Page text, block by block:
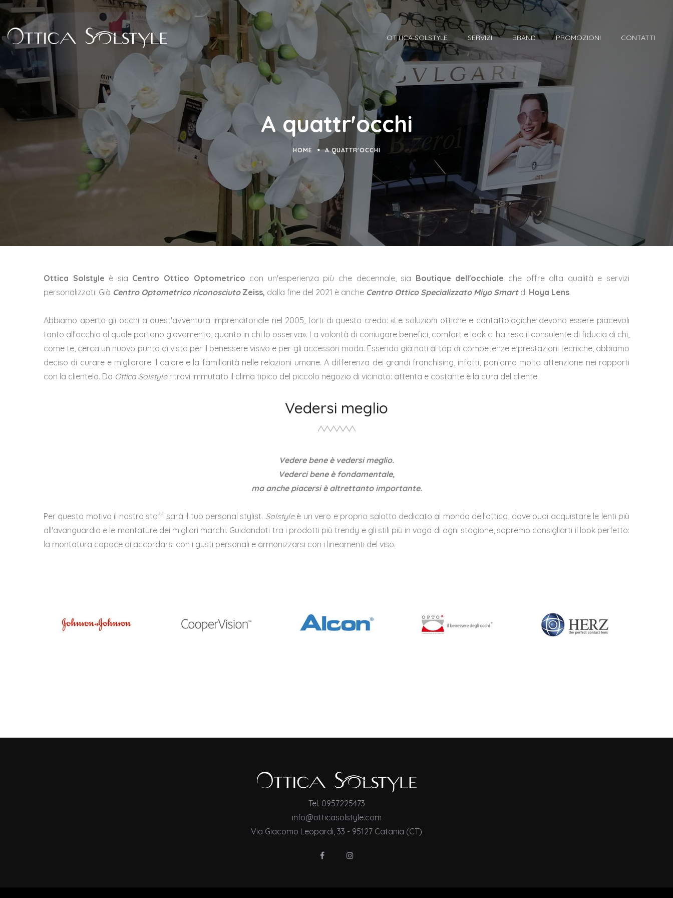
OTTICA SOLSTYLE SERVIZI BRAND PROMOZIONI CONTATTI
A quattr'occhi
HOME A QUATTR'OCCHI
Ottica Solstyle è sia Centro Ottico Optometrico con un'esperienza più che decennale, sia Boutique dell'occhiale che offre alta qualità e servizi
personalizzati. Già Centro Optometrico riconosciuto Zeiss, dalla fine del 2021 è anche Centro Ottico Specializzato Miyo Smartdi Hoya Lens.
Abbiamo aperto gli occhi a quest'avventura imprenditoriale nel 2005, forti di questo credo: «Le soluzioni ottiche e contattologiche devono essere piacevoli
tanto all'occhio al quale portano giovamento, quanto in chi lo osserva». La volontà di coniugare benefici, comfort e look ci ha reso il consulente di fiducia di chi,
come te, cerca un nuovo punto di vista per il benessere visivo e per gli accessori moda. Essendo già nati al top di competenze e prestazioni tecniche, abbiamo
deciso di curare e migliorare il calore e la familiarità nelle relazioni umane. A differenza dei grandi franchising, infatti, poniamo molta attenzione nei rapporti
con la clientela. Da Ottica Solstyleritrovi immutato il clima tipico del piccolo negozio di vicinato: attenta e costante è la cura del cliente.
Vedersi meglio
Vedere bene è vedersi meglio.
Vederci bene è fondamentale,
ma anche piacersi è altrettanto importante.
Per questo motivo il nostro staff sarà il tuo personal stylist. Solstyleè un vero e proprio salotto dedicato al mondo dell'ottica, dove puoi acquistare le lenti più
all'avanguardia e le montature dei migliori marchi. Guidandoti tra i prodotti più trendy e gli stili più in voga di ogni stagione, sapremo consigliarti il look perfetto:
la montatura capace di accordarsi con i gusti personali e armonizzarsi con i lineamenti del viso.
Tel. 0957225473
info@otticasolstyle.com
Via Giacomo Leopardi, 33 - 95127 Catania (CT)